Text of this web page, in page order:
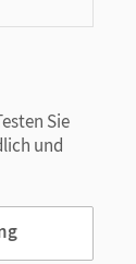
Sie
und